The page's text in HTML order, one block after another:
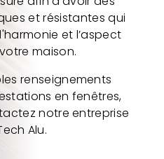
et résistantes qui
et l’aspect
maison.
renseignements
en fenêtres,
notre entreprise
Alu.